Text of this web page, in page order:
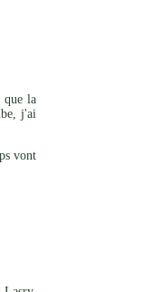
que la
j'ai
vont